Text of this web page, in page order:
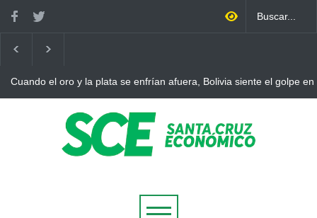
Cuando el oro y la plata se enfrían afuera, Bolivia siente el golpe en